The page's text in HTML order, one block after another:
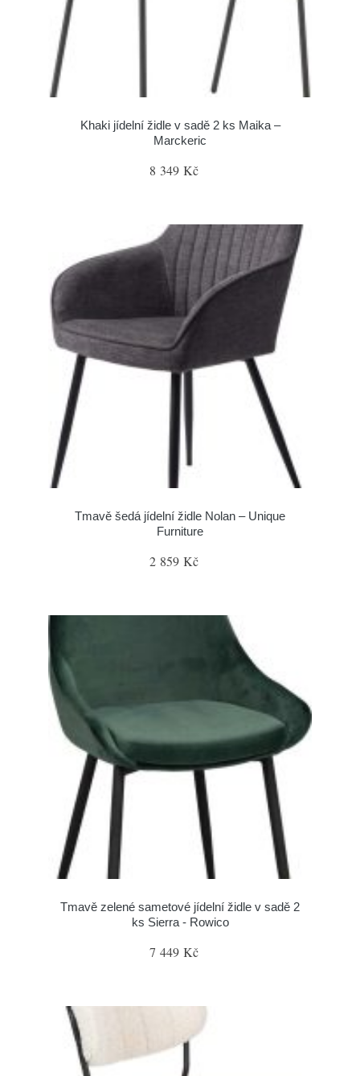
Khaki jídelní židle v sadě 2 ks Maika –
Marckeric
8 349 Kč
Tmavě šedá jídelní židle Nolan – Unique
Furniture
2 859 Kč
Tmavě zelené sametové jídelní židle v sadě 2
ks Sierra - Rowico
7 449 Kč